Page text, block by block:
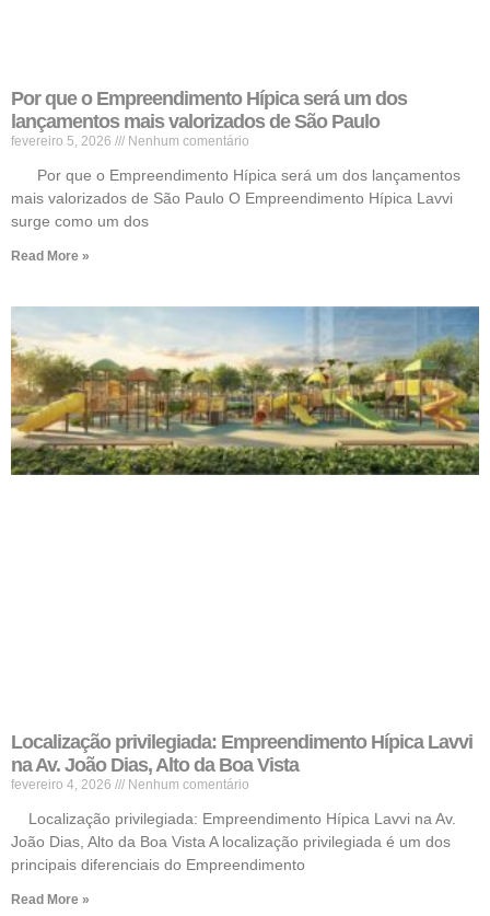
Por que o Empreendimento Hípica será um dos
lançamentos mais valorizados de São Paulo
fevereiro 5, 2026 Nenhum comentário
Por que o Empreendimento Hípica será um dos lançamentos
mais valorizados de São Paulo O Empreendimento Hípica Lavvi
surge como um dos
Read More »
Localização privilegiada: Empreendimento Hípica Lavvi
na Av. João Dias, Alto da Boa Vista
fevereiro 4, 2026 Nenhum comentário
Localização privilegiada: Empreendimento Hípica Lavvi na Av.
João Dias, Alto da Boa Vista A localização privilegiada é um dos
principais diferenciais do Empreendimento
Read More »